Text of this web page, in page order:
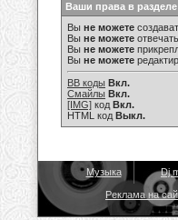
Ваши права в разделе
Вы не можете
Вы не можете
Вы не можете
Вы не можете
BB коды Вкл.
Смайлы Вкл.
[IMG] код Вкл.
HTML код Выкл.
Музыка Dj
Реклама на